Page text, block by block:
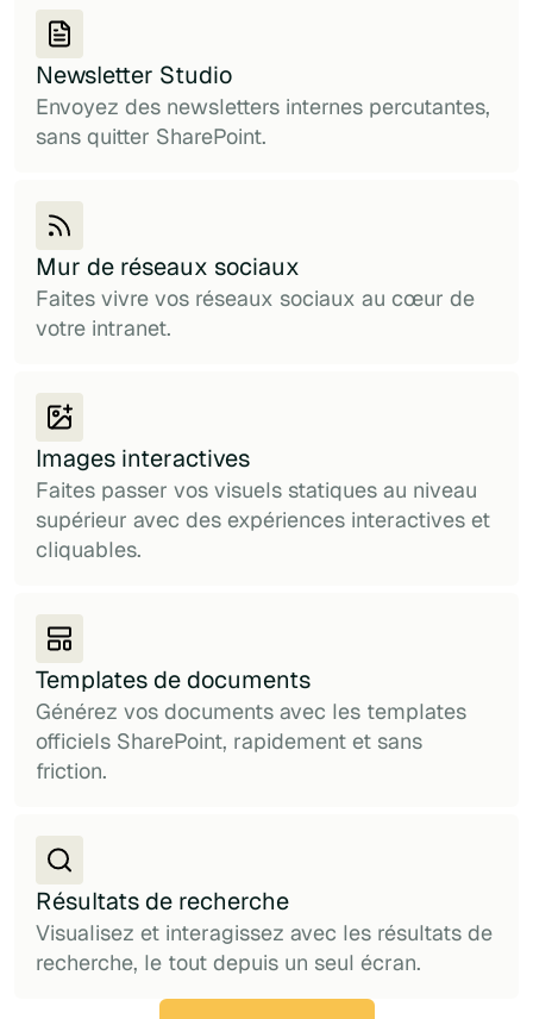
Newsletter Studio
Envoyez des newsletters internes percutantes,
sans quitter SharePoint.
Mur de réseaux sociaux
Faites vivre vos réseaux sociaux au cœur de
votre intranet.
Images interactives
Faites passer vos visuels statiques au niveau
supérieur avec des expériences interactives et
cliquables.
Templates de documents
Générez vos documents avec les templates
officiels SharePoint, rapidement et sans
friction.
Résultats de recherche
Visualisez et interagissez avec les résultats de
recherche, le tout depuis un seul écran.